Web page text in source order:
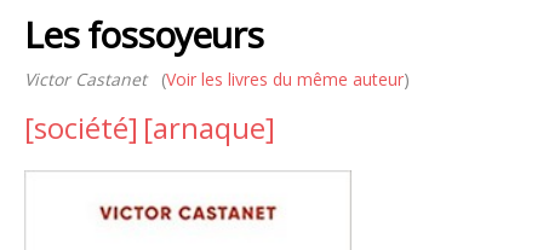
Quotidien
Les fossoyeurs
Victor Castanet(Voir les livres du même auteur)
[société] [arnaque]